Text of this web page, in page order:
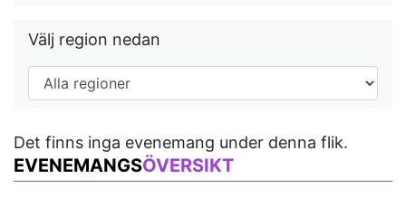
Välj region nedan
Det finns inga evenemang under denna flik.
EVENEMANGSÖVERSIKT